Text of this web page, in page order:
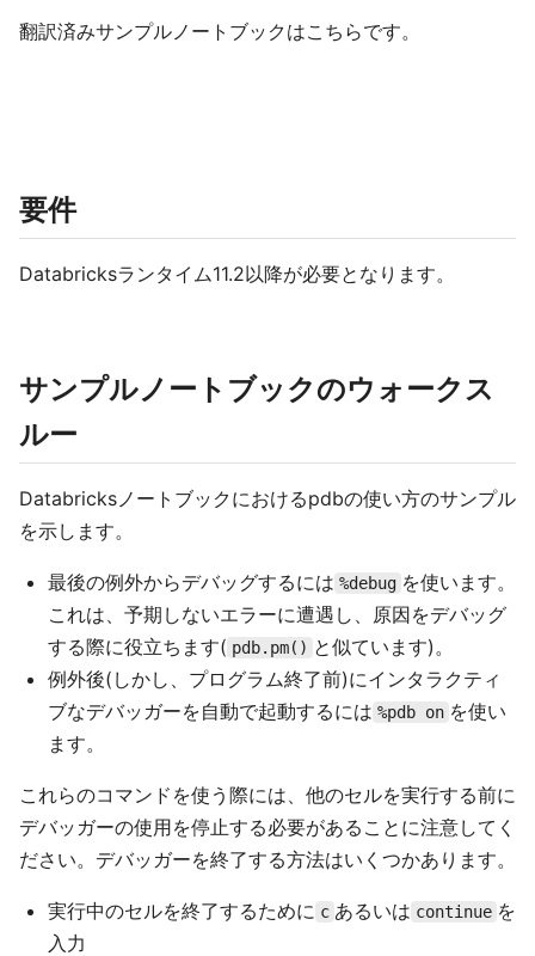
翻訳済みサンプルノートブックはこちらです。
要件
Databricksランタイム11.2以降が必要となります。
サンプルノートブックのウォークス
ルー
Databricksノートブックにおけるpdbの使い方のサンプル
を示します。
最後の例外からデバッグするには %debug を使います。
これは、予期しないエラーに遭遇し、原因をデバッグ
する際に役立ちます( pdb.pm() と似ています)。
例外後(しかし、プログラム終了前)にインタラクティ
ブなデバッガーを自動で起動するには %pdb on を使い
ます。
これらのコマンドを使う際には、他のセルを実行する前に
デバッガーの使用を停止する必要があることに注意してく
ださい。デバッガーを終了する方法はいくつかあります。
実行中のセルを終了するために c あるいは continue を
入力